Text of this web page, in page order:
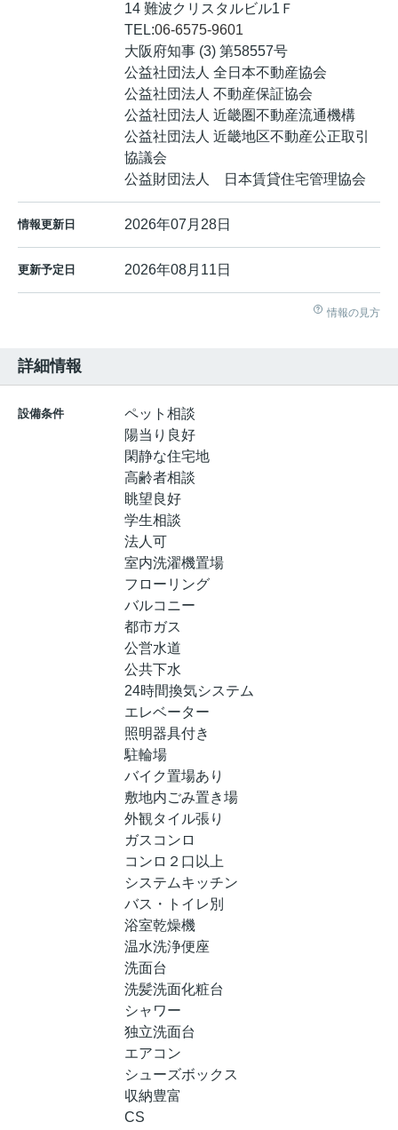
14 難波クリスタルビル1Ｆ
TEL:06-6575-9601
大阪府知事 (3) 第58557号
公益社団法人 全日本不動産協会
公益社団法人 不動産保証協会
公益社団法人 近畿圏不動産流通機構
公益社団法人 近畿地区不動産公正取引
協議会
公益財団法人 日本賃貸住宅管理協会
情報更新日 2026年07月28日
更新予定日 2026年08月11日
情報の見方
詳細情報
設備条件
ペット相談
陽当り良好
閑静な住宅地
高齢者相談
眺望良好
学生相談
法人可
室内洗濯機置場
フローリング
バルコニー
都市ガス
公営水道
公共下水
24時間換気システム
エレベーター
照明器具付き
駐輪場
バイク置場あり
敷地内ごみ置き場
外観タイル張り
ガスコンロ
コンロ２口以上
システムキッチン
バス・トイレ別
浴室乾燥機
温水洗浄便座
洗面台
洗髪洗面化粧台
シャワー
独立洗面台
エアコン
シューズボックス
収納豊富
CS